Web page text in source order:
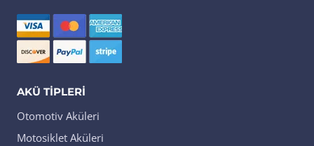
AKÜ TIPLERI
Otomotiv Aküleri
Motosiklet Aküleri